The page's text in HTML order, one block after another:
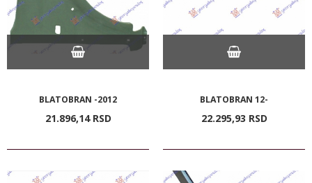
BLATOBRAN -2012
21.896,14 RSD
BLATOBRAN 12-
22.295,93 RSD